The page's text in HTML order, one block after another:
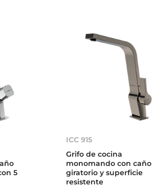
5
ICC 915
Grifo de cocina
monomando con caño
giratorio y superficie
resistente